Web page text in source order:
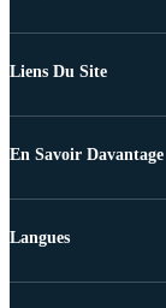
Liens Du Site
En Savoir Davantage
Langues